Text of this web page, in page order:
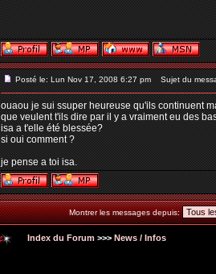
Posté le: Lun Nov 17, 2008 6:27 pm Sujet du
ouaou je sui ssuper heureuse qu'ils continuent
que veulent t'ils dire par il y a vraiment eu des
isa a t'elle été blessée?
si oui comment ?
je pense a toi isa.
Montrer les messages depuis:
Index du Forum >>> News / Infos